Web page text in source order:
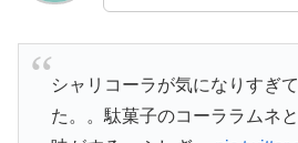
シャリコーラが気になりすぎ
た。。駄菓子のコーララムネ